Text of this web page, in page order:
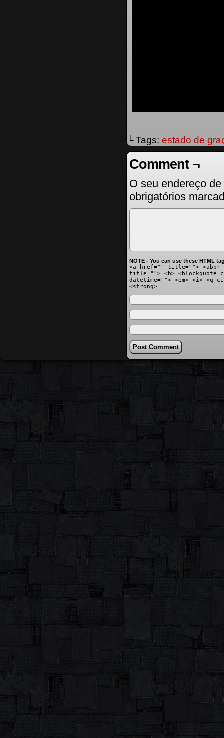
└ Tags: estado de
Comment ¬
O seu endereço
obrigatórios
NOTE - You can use these HTML
<a href="" title=""> <abbr
title=""> <b> <blockquote
datetime=""> <em> <i> <q
<strong>